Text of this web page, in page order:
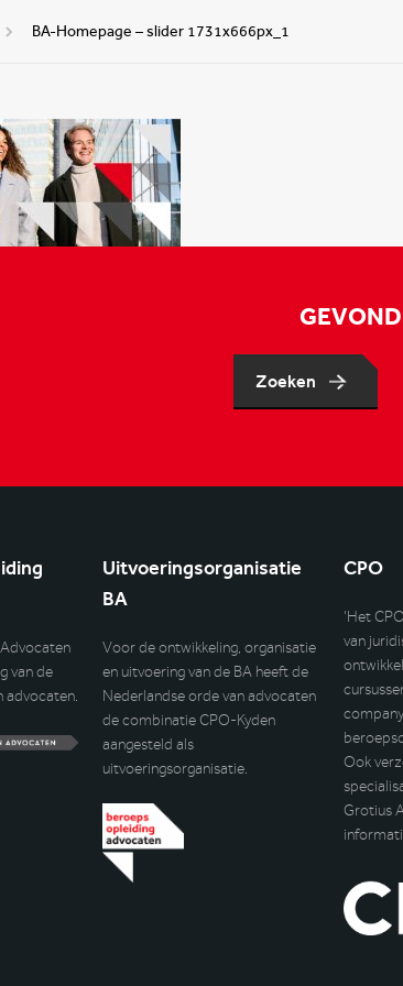
BA-Homepage – slider 1731x666px_1
Zoeken
van de
advocaten.
Uitvoeringsorganisatie
BA
Voor de ontwikkeling, organisatie
en uitvoering van de BA heeft de
Nederlandse orde van advocaten
de combinatie CPO-Kyden
aangesteld als
uitvoeringsorganisatie.
CPO
‘Het
van
Ook
Grotius